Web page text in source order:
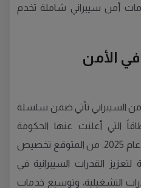
أمن سيبراني شاملة تخدم
الأمن
السيبراني تأتي ضمن سلسلة
التي أعلنت عنها الحكومة
الأسبوع الماضي ضمن موازنة عام 2025. من المتوقع تخصيص
كرونة لتعزيز القدرات السيبرانية في
التشغيلية، وتوسيع خدمات